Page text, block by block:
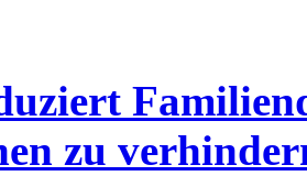
zu